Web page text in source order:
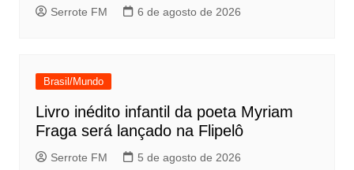
Serrote FM 6 de agosto de 2026
Brasil/Mundo
Livro inédito infantil da poeta Myriam
Fraga será lançado na Flipelô
Serrote FM 5 de agosto de 2026